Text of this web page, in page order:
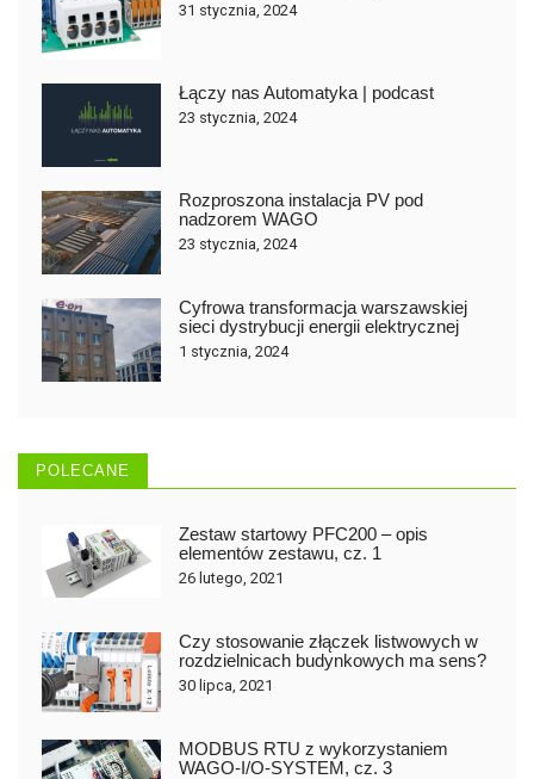
31 stycznia, 2024
Łączy nas Automatyka | podcast
23 stycznia, 2024
Rozproszona instalacja PV pod
nadzorem WAGO
23 stycznia, 2024
Cyfrowa transformacja warszawskiej
sieci dystrybucji energii elektrycznej
1 stycznia, 2024
POLECANE
Zestaw startowy PFC200 – opis
elementów zestawu, cz. 1
26 lutego, 2021
Czy stosowanie złączek listwowych w
rozdzielnicach budynkowych ma sens?
30 lipca, 2021
MODBUS RTU z wykorzystaniem
WAGO-I/O-SYSTEM, cz. 3